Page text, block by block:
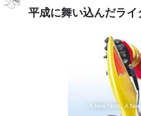
平成に舞い込んだライ